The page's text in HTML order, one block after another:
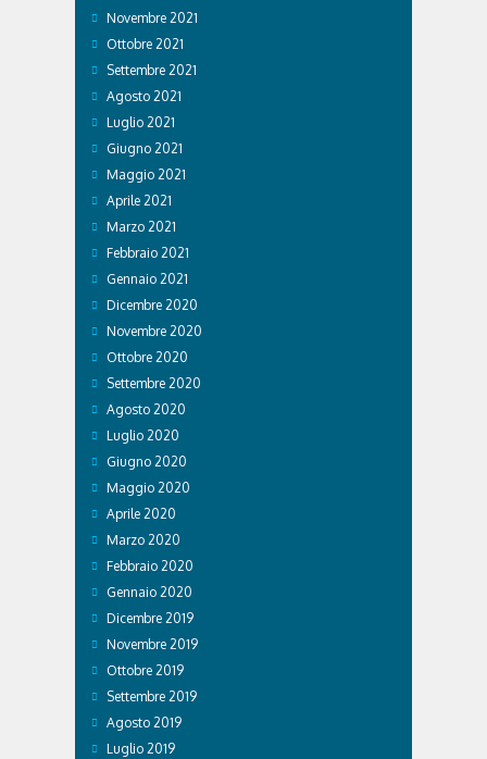
Novembre 2021
Ottobre 2021
Settembre 2021
Agosto 2021
Luglio 2021
Giugno 2021
Maggio 2021
Aprile 2021
Marzo 2021
Febbraio 2021
Gennaio 2021
Dicembre 2020
Novembre 2020
Ottobre 2020
Settembre 2020
Agosto 2020
Luglio 2020
Giugno 2020
Maggio 2020
Aprile 2020
Marzo 2020
Febbraio 2020
Gennaio 2020
Dicembre 2019
Novembre 2019
Ottobre 2019
Settembre 2019
Agosto 2019
Luglio 2019